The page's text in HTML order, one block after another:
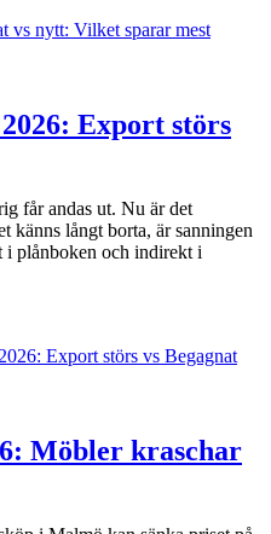
vs nytt: Vilket sparar mest
Export störs
får andas ut. Nu är det
känns långt borta, är sanningen
i plånboken och indirekt i
Export störs vs Begagnat
Möbler kraschar